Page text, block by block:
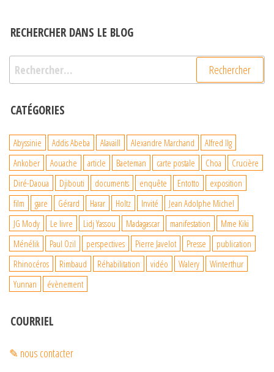
RECHERCHER DANS LE BLOG
Rechercher :
CATÉGORIES
Abyssinie Addis Abeba Alavaill Alexandre Marchand
Alfred Ilg
Ankober
Aouache article Baeteman carte postale Choa
Crucière
Diré-Daoua
Djibouti documents enquête Entotto
exposition
film
gare Gérard Harar Holtz Invité
Jean Adolphe Michel
JG Mody
Le livre Lidj Yassou Madagascar manifestation
Mme Kiki
Ménélik
Paul Ozil perspectives Pierre Javelot Presse
publication
Rhinocéros
Rimbaud Réhabilitation vidéo Walery
Winterthur
Yunnan
évènement
COURRIEL
✎ nous contacter